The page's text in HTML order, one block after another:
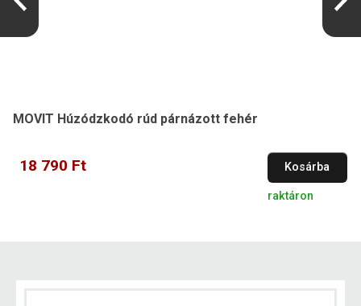
MOVIT Húzódzkodó rúd párnázott fehér
18 790 Ft Kosárba
raktáron